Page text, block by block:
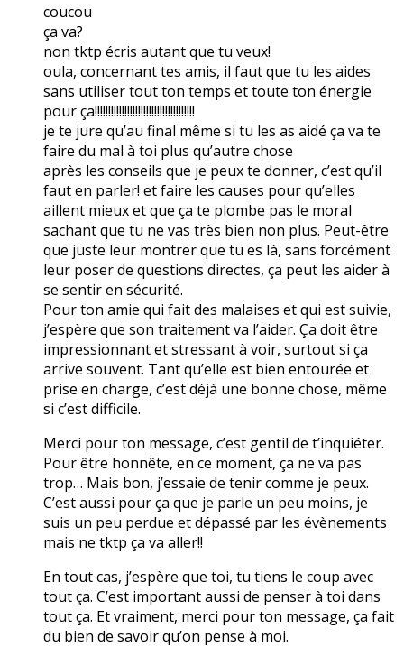
coucou
ça va?
non tktp écris autant que tu veux!
oula, concernant tes amis, il faut que tu les aides
sans utiliser tout ton temps et toute ton énergie
pour ça!!!!!!!!!!!!!!!!!!!!!!!!!!!!!!!!!!!!!
je te jure qu’au final même si tu les as aidé ça va te
faire du mal à toi plus qu’autre chose
après les conseils que je peux te donner, c’est qu’il
faut en parler! et faire les causes pour qu’elles
aillent mieux et que ça te plombe pas le moral
sachant que tu ne vas très bien non plus. Peut-être
que juste leur montrer que tu es là, sans forcément
leur poser de questions directes, ça peut les aider à
se sentir en sécurité.
Pour ton amie qui fait des malaises et qui est suivie,
j’espère que son traitement va l’aider. Ça doit être
impressionnant et stressant à voir, surtout si ça
arrive souvent. Tant qu’elle est bien entourée et
prise en charge, c’est déjà une bonne chose, même
si c’est difficile.
Merci pour ton message, c’est gentil de t’inquiéter.
Pour être honnête, en ce moment, ça ne va pas
trop… Mais bon, j’essaie de tenir comme je peux.
C’est aussi pour ça que je parle un peu moins, je
suis un peu perdue et dépassé par les évènements
mais ne tktp ça va aller!!
En tout cas, j’espère que toi, tu tiens le coup avec
tout ça. C’est important aussi de penser à toi dans
tout ça. Et vraiment, merci pour ton message, ça fait
du bien de savoir qu’on pense à moi.